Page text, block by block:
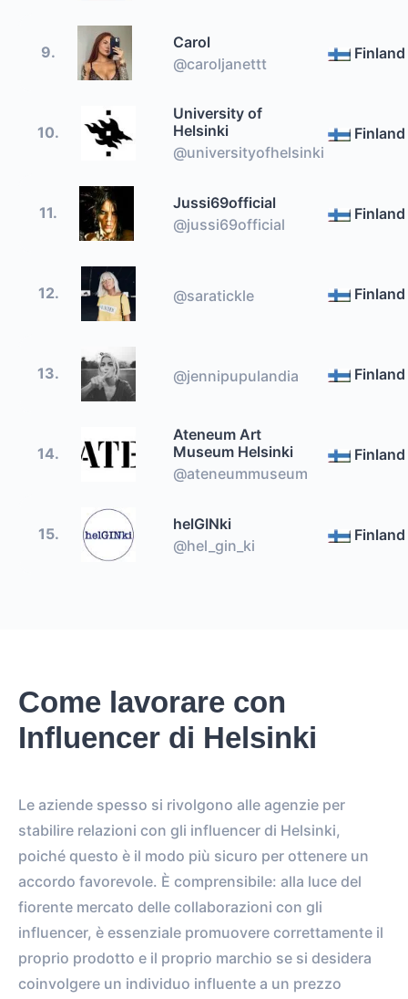
9.
Carol
@caroljanettt
Finland
10.
University of
Helsinki
@universityofhelsinki
Finland
11.
Jussi69official
@jussi69official
Finland
12. @saratickle Finland
13. @jennipupulandia Finland
14.
Ateneum Art
Museum Helsinki
@ateneummuseum
Finland
15.
helGINki
@hel_gin_ki
Finland
Come lavorare con
Influencer di Helsinki
Le aziende spesso si rivolgono alle agenzie per
stabilire relazioni con gli influencer di Helsinki,
poiché questo è il modo più sicuro per ottenere un
accordo favorevole. È comprensibile: alla luce del
fiorente mercato delle collaborazioni con gli
influencer, è essenziale promuovere correttamente il
proprio prodotto e il proprio marchio se si desidera
coinvolgere un individuo influente a un prezzo